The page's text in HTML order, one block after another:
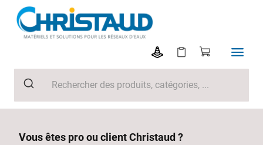
Vous êtes pro ou client Christaud ?